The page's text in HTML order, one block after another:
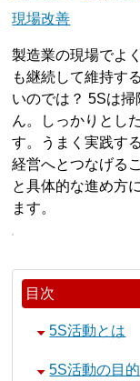
現場改善
製造業の現場でよ
も継続して維持す
いのでは？ 5Sは
ん。しっかりとし
す。うまく実践す
経営へとつなげる
と具体的な進め方
ます。
目次
5S活動とは
5S活動の目的